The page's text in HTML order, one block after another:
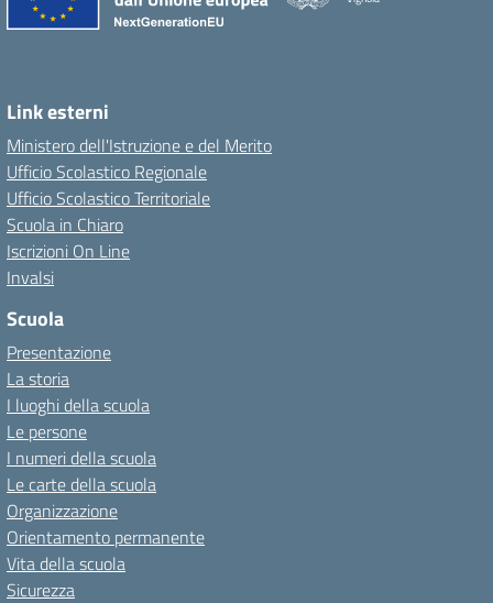
Link esterni
Ministero dell'Istruzione e del Merito
Ufficio Scolastico Regionale
Ufficio Scolastico Territoriale
Scuola in Chiaro
Iscrizioni On Line
Invalsi
Scuola
Presentazione
La storia
I luoghi della scuola
Le persone
I numeri della scuola
Le carte della scuola
Organizzazione
Orientamento permanente
Vita della scuola
Sicurezza